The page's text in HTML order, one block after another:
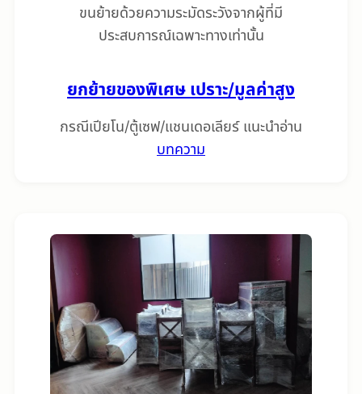
ขนย้ายด้วยความระมัดระวังจากผู้ที่มี
ประสบการณ์เฉพาะทางเท่านั้น
ยกย้ายของพิเศษ เปราะ/มูลค่าสูง
กรณีเปียโน/ตู้เซฟ/แชนเดอเลียร์ แนะนำอ่าน
บทความ